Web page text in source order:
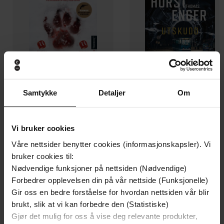
Samtykke Detaljer Om
Vi bruker cookies
Våre nettsider benytter cookies (informasjonskapsler). Vi
bruker cookies til:
Nødvendige funksjoner på nettsiden (Nødvendige)
Forbedrer opplevelsen din på vår nettside (Funksjonelle)
Gir oss en bedre forståelse for hvordan nettsiden vår blir
brukt, slik at vi kan forbedre den (Statistiske)
Gjør det mulig for oss å vise deg relevante produkter,
199,-
Jo Nesbø
EBOK
349,-
EBOK
Forfattere Rhiannon Ward(forfatter)
Forlag Trapeze